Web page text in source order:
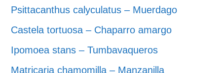
Psittacanthus calyculatus – Muerdago
Castela tortuosa – Chaparro amargo
Ipomoea stans – Tumbavaqueros
Matricaria chamomilla – Manzanilla